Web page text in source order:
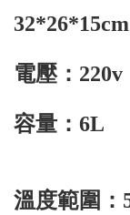
32*26*15cm
電壓：220v
容量：6L
溫度範圍：